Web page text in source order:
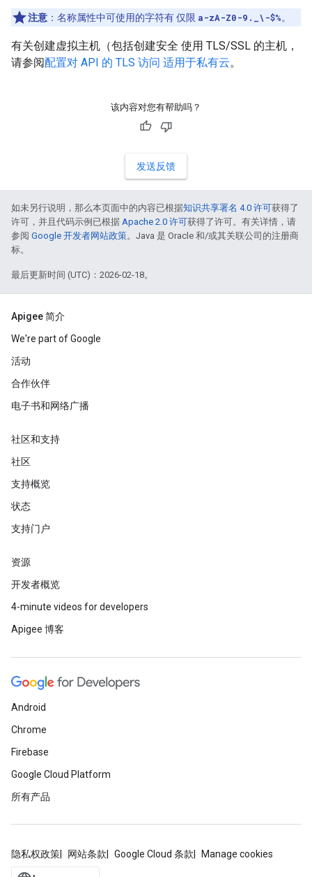
注意 ：名称属性中可使用的字符有 仅限 a-zA-Z0-9._\-$%。
有关创建虚拟主机（包括创建安全 使用 TLS/SSL 的主机，
请参阅配置对 API 的 TLS 访问 适用于私有云。
该内容对您有帮助吗？
发送反馈
如未另行说明，那么本页面中的内容已根据知识共享署名 4.0 许可获得了
许可，并且代码示例已根据 Apache 2.0 许可获得了许可。有关详情，请
参阅 Google 开发者网站政策。Java 是 Oracle 和/或其关联公司的注册商
标。
最后更新时间 (UTC)：2026-02-18。
Apigee 简介
We're part of Google
活动
合作伙伴
电子书和网络广播
社区和支持
社区
支持概览
状态
支持门户
资源
开发者概览
4-minute videos for developers
Apigee 博客
Android
Chrome
Firebase
Google Cloud Platform
所有产品
隐私权政策 网站条款 Google Cloud 条款 Manage cookies